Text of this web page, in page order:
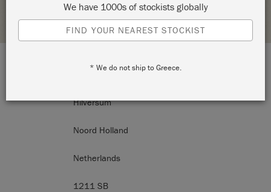
STOCKIST PROFILE
WAGENMAKERSPLEIN 3
Hilversum
Noord Holland
Netherlands
1211 SB
We have 1000s of stockists globally
FIND YOUR NEAREST STOCKIST
* We do not ship to Greece.